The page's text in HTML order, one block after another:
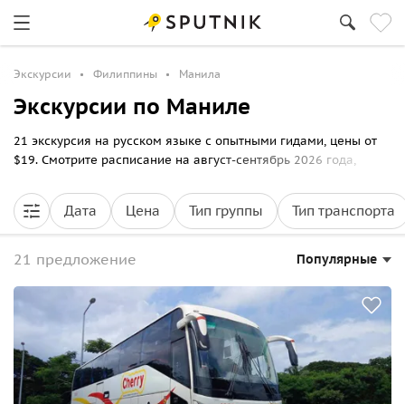
Экскурсии Филиппины Манила
Экскурсии по Маниле
21 экскурсия на русском языке с опытными гидами, цены от
$19. Смотрите расписание на август-сентябрь 2026 года,
онлайн на Спутник8.
Дата Цена Тип группы Тип транспорта
21 предложение Популярные